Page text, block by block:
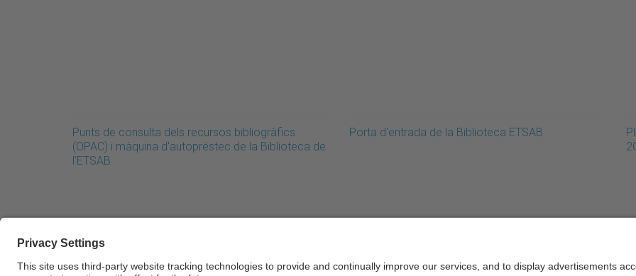
Punts de consulta dels recursos bibliogràfics
(OPAC) i màquina d'autopréstec de la Biblioteca de
l'ETSAB
Porta d'entrada de la Biblioteca ETSAB
© UPC Universitat Politècnica de Catalunya · BarcelonaTech